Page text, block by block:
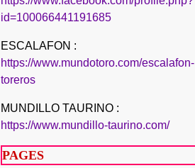
id=100066441191685
ESCALAFON :
https://www.mundotoro.com/escalafon-
toreros
MUNDILLO TAURINO :
https://www.mundillo-taurino.com/
PAGES